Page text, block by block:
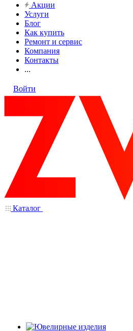
Акции
Услуги
Блог
Как купить
Ремонт и сервис
Компания
Контакты
...
Войти
Каталог